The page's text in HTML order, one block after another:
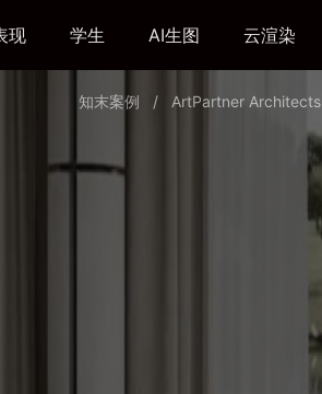
现 学生 AI生图 云渲染
知末案例 / ArtPartner Architects